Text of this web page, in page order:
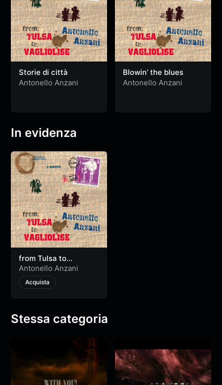
Storie di città
Antonello Anzani
Blowin’ the blues
Antonello Anzani
In evidenza
from Tulsa to
Vagliolise
Antonello Anzani
Acquista
Stessa categoria